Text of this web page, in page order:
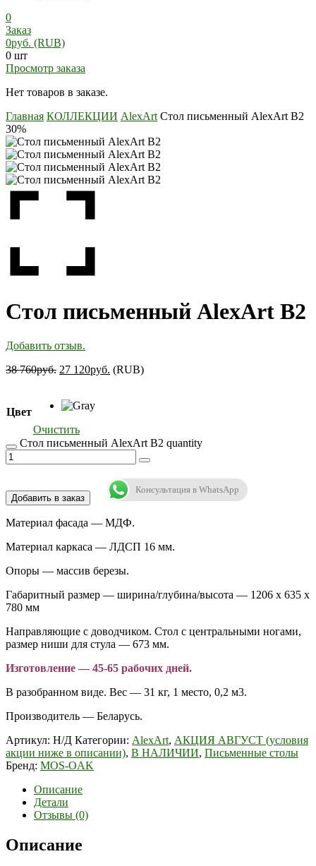
0
Заказ
0руб. (RUB)
0 шт
Просмотр заказа
Нет товаров в заказе.
Главная КОЛЛЕКЦИИ AlexArt Стол письменный AlexArt B2
30%
Стол письменный AlexArt B2
Добавить отзыв.
38 760руб. 27 120руб. (RUB)
Цвет
Очистить
Стол письменный AlexArt B2 quantity
Добавить в заказ
Консультация в WhatsApp
Материал фасада — МДФ.
Материал каркаса — ЛДСП 16 мм.
Опоры — массив березы.
Габаритный размер — ширина/глубина/высота — 1206 х 635 х
780 мм
Направляющие с доводчиком. Стол с центральными ногами,
размер ниши для стула — 673 мм.
Изготовление — 45-65 рабочих дней.
В разобранном виде. Вес — 31 кг, 1 место, 0,2 м3.
Производитель — Беларусь.
Артикул: Н/Д Категории: AlexArt, АКЦИЯ АВГУСТ (условия
акции ниже в описании), В НАЛИЧИИ, Письменные столы
Бренд: MOS-OAK
Описание
Детали
Отзывы (0)
Описание